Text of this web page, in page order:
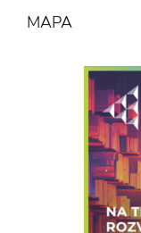
MAPA